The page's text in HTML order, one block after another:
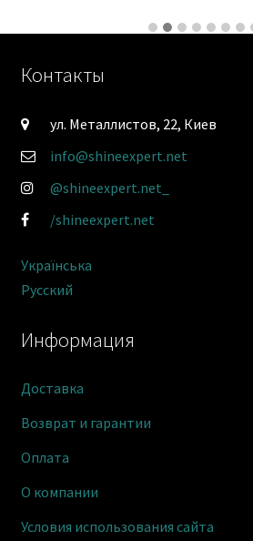
Информация
Доставка
Возврат и гарантии
Оплата
О компании
Условия использования сайта
Контакты
ул. Металлистов, 22, Киев
info@shineexpert.net
@shineexpert.net_
/shineexpert.net
Українська
Русский